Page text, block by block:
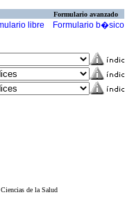
Formulario avanzado
libre Formulario b�sico
de la Salud